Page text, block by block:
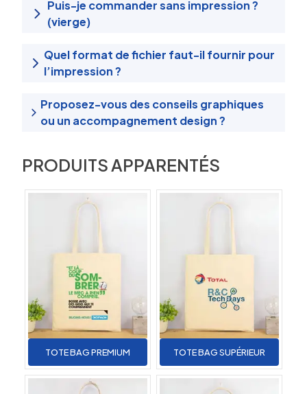
Puis-je commander sans impression ?
(vierge)
Quel format de fichier faut-il fournir pour
l’impression ?
Proposez-vous des conseils graphiques
ou un accompagnement design ?
PRODUITS APPARENTÉS
TOTE BAG PREMIUM TOTE BAG SUPÉRIEUR